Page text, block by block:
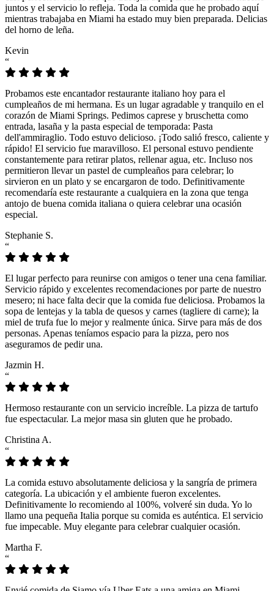
juntos y el servicio lo refleja. Toda la comida que he probado aquí
mientras trabajaba en Miami ha estado muy bien preparada. Delicias
del horno de leña.
Kevin
“
Probamos este encantador restaurante italiano hoy para el
cumpleaños de mi hermana. Es un lugar agradable y tranquilo en el
corazón de Miami Springs. Pedimos caprese y bruschetta como
entrada, lasaña y la pasta especial de temporada: Pasta
dell'ammiraglio. Todo estuvo delicioso. ¡Todo salió fresco, caliente y
rápido! El servicio fue maravilloso. El personal estuvo pendiente
constantemente para retirar platos, rellenar agua, etc. Incluso nos
permitieron llevar un pastel de cumpleaños para celebrar; lo
sirvieron en un plato y se encargaron de todo. Definitivamente
recomendaría este restaurante a cualquiera en la zona que tenga
antojo de buena comida italiana o quiera celebrar una ocasión
especial.
Stephanie S.
“
El lugar perfecto para reunirse con amigos o tener una cena familiar.
Servicio rápido y excelentes recomendaciones por parte de nuestro
mesero; ni hace falta decir que la comida fue deliciosa. Probamos la
sopa de lentejas y la tabla de quesos y carnes (tagliere di carne); la
miel de trufa fue lo mejor y realmente única. Sirve para más de dos
personas. Apenas teníamos espacio para la pizza, pero nos
aseguramos de pedir una.
Jazmin H.
“
Hermoso restaurante con un servicio increíble. La pizza de tartufo
fue espectacular. La mejor masa sin gluten que he probado.
Christina A.
“
La comida estuvo absolutamente deliciosa y la sangría de primera
categoría. La ubicación y el ambiente fueron excelentes.
Definitivamente lo recomiendo al 100%, volveré sin duda. Yo lo
llamo una pequeña Italia porque su comida es auténtica. El servicio
fue impecable. Muy elegante para celebrar cualquier ocasión.
Martha F.
“